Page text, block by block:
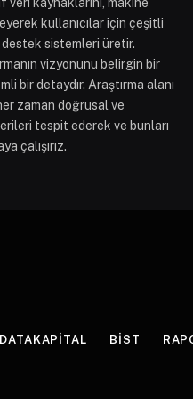
kullanıcılar için çeşitli
sistemleri üretir.
vizyonunu belirgin bir
bir detaydır. Araştırma alanı
zaman doğrusal ve
tespit ederek ve bunları
çalışırız.
DATAKAPITAL BIST